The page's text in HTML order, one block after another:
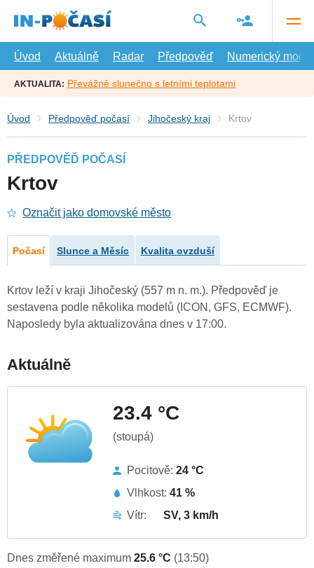
hlavní
Úvod
Aktuálně Radar Předpověď Numerický model
AKTUALITA: Převážně slunečno s letními teplotami
Úvod Předpověď počasí Jihočeský kraj Krtov
PŘEDPOVĚĎ POČASÍ
Krtov
Označit jako domovské město
Počasí Slunce a Měsíc Kvalita ovzduší
Krtov leží v kraji Jihočeský (557 m n. m.). Předpověď je
sestavena podle několika modelů (ICON, GFS, ECMWF).
Naposledy byla aktualizována dnes v 17:00.
Aktuálně
23.4 °C
(stoupá)
Pocitově: 24 °C
Vlhkost: 41 %
Vítr:
SV, 3 km/h
Dnes změřené maximum 25.6 °C (13:50)